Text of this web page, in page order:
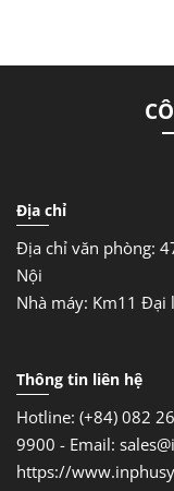
Địa chỉ
Địa chỉ văn phòng:
Nội
Nhà máy: Km11 Đại
Thông tin liên hệ
Hotline: (+84) 082
9900 - Email:
https://